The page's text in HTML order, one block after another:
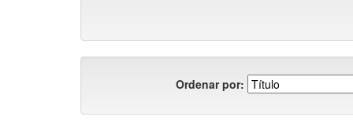
Ordenar por: